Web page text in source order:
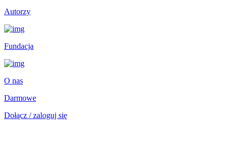
Autorzy
Fundacja
O nas
Darmowe
Dołącz / zaloguj się